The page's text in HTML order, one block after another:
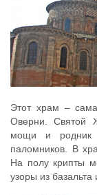
Этот храм –
Оверни. Святой
мощи и родник
паломников. В
На полу крипты
узоры из базальта